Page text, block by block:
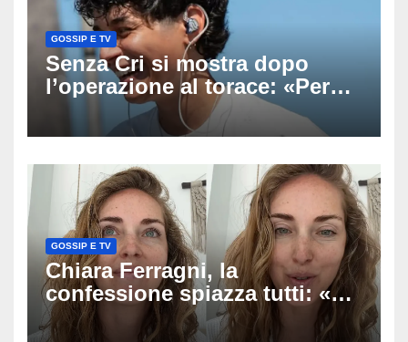
GOSSIP E TV
Senza Cri si mostra dopo
l’operazione al torace: «Per
anni mi sentivo in trappola», il
racconto sul difficile percorso
GOSSIP E TV
Chiara Ferragni, la
confessione spiazza tutti: «Un
mio ex voleva che mi rifacessi